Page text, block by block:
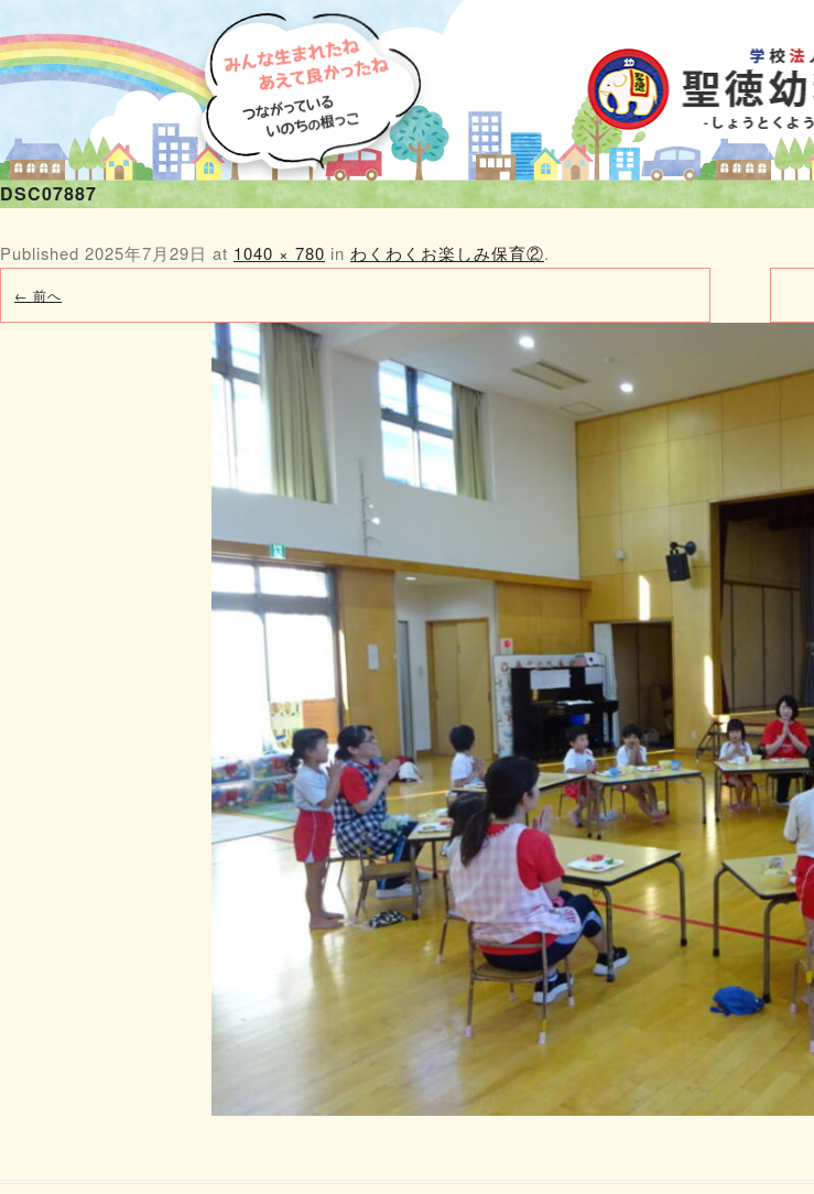
DSC07887
Published 2025年7月29日 at 1040 × 780 in わくわくお楽しみ保育②.
← 前へ